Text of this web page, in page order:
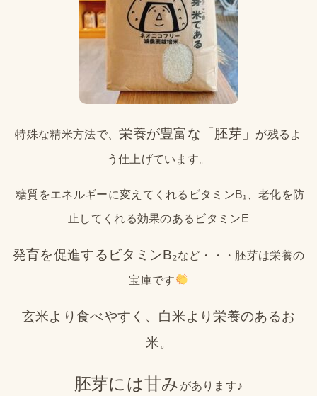
特殊な精米方法で、栄養が豊富な「胚芽」 が残るよ
う仕上げています。
糖質をエネルギーに変えてくれるビタミンB₁、老化を防
止してくれる効果のあるビタミンE
発育を促進するビタミンB₂など・・・胚芽は栄養の
宝庫です
玄米より食べやすく、白米より栄養のあるお
米 。
胚芽には甘み があります♪